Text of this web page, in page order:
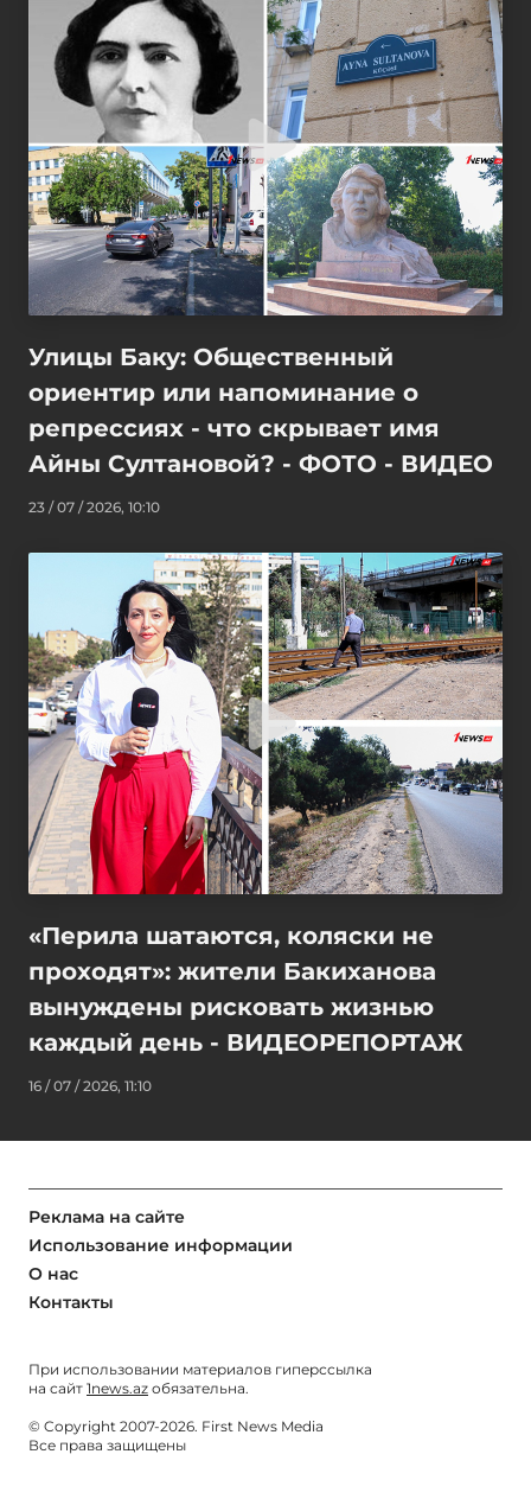
Улицы Баку: Общественный
ориентир или напоминание о
репрессиях - что скрывает имя
Айны Султановой? - ФОТО - ВИДЕО
23 / 07 / 2026, 10:10
«Перила шатаются, коляски не
проходят»: жители Бакиханова
вынуждены рисковать жизнью
каждый день - ВИДЕОРЕПОРТАЖ
16 / 07 / 2026, 11:10
Реклама на сайте
Использование информации
О нас
Контакты
При использовании материалов гиперссылка
на сайт 1news.az обязательна.
© Copyright 2007-2026. First News Media
Все права защищены